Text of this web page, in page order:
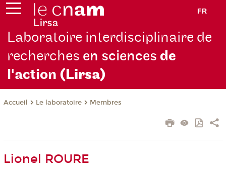
FR
Laboratoire interdisciplinaire de
recherches en sciencesde
l'action (Lirsa)
Accueil Le laboratoire Membres
Lionel ROURE